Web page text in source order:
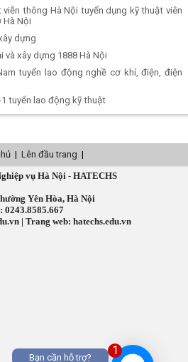
thông Hà Nội tuyển dụng kỹ thuật viên
Hà Nội
dựng
xây dựng 1888 Hà Nội
tuyển lao động nghề cơ khí, điện, điện
tuyển lao động kỹ thuật
| Lên đầu trang |
vụ Hà Nội - HATECHS
Yên Hòa, Hà Nội
0243.8585.667
| Trang web: hatechs.edu.vn
1
Bạn cần hỗ trợ?